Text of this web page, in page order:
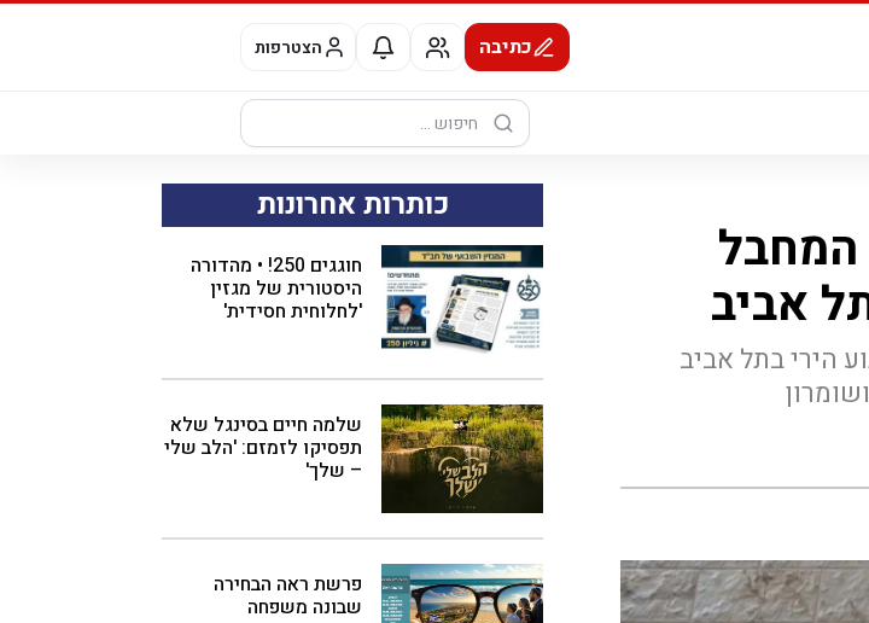
כתיבה הצטרפות
חיפוש:
המחבל
אביב
הירי בתל אביב
כותרות אחרונות
חוגגים 250! • מהדורה
היסטורית של מגזין
'לחלוחית חסידית'
שלמה חיים בסינגל שלא
תפסיקו לזמזם: 'הלב שלי
– שלך'
פרשת ראה הבחירה
שבונה משפחה